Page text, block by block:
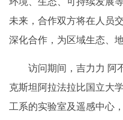
未来，合作双方将在人员
深化合作，为区域生态、
访问期间，吉力力 阿不
克斯坦阿拉法拉比国立大
工系的实验室及遥感中心